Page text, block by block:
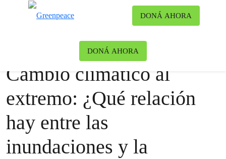
DONÁ AHORA
DONÁ AHORA
Clima y Energía
Cambio climático al
extremo: ¿Qué relación
hay entre las
inundaciones y la